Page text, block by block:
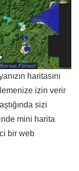
haritasını
izin verir
sizi
mini harita
bir web